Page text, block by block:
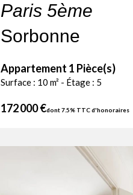
Paris 5ème
Sorbonne
Appartement 1 Pièce(s)
Surface : 10 m² - Étage : 5
172 000 €dont 7.5% TTC d'honoraires